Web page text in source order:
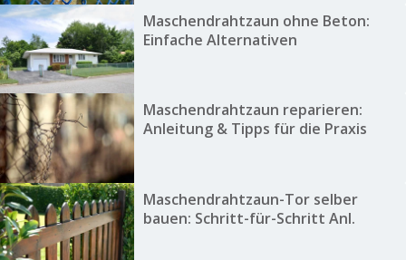
Maschendrahtzaun ohne Beton:
Einfache Alternativen
Maschendrahtzaun reparieren:
Anleitung & Tipps für die Praxis
Maschendrahtzaun-Tor selber
bauen: Schritt-für-Schritt Anl.